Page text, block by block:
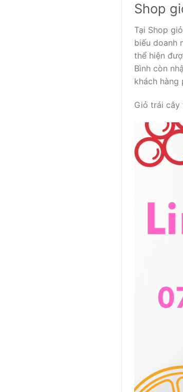
Shop
Tại Shop
biếu doanh
thể hiện
Bình còn
khách hàng
Giỏ trái cây